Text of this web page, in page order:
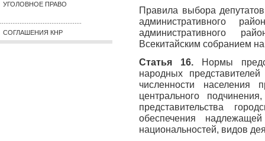
УГОЛОВНОЕ ПРАВО
СОГЛАШЕНИЯ КНР
Правила выбора
административного
административного
Всекитайским собранием
Статья 16. Нормы
народных
численности населения
центрального
представительства
обеспечения
национальностей, видов